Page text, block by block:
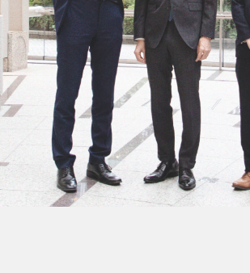
ない疑問点が残れば、面接の場などで確認
望意欲も併せて伝える機会とすることで、
点を有効に使う意識を持ってください。
生を評価するのが就活ではありません。最
が納得できるゴールをめざしてください！